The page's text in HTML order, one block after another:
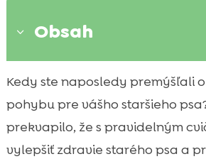
3 Obsah
 Prečo je pohyb pre
 Ako často by mal starší
 Typy cvičení pre
 Potreba pohybu u
Kedy ste naposledy premýšľali
pohybu pre vášho staršieho
prekvapilo, že s pravidelným
vylepšiť zdravie starého psa a